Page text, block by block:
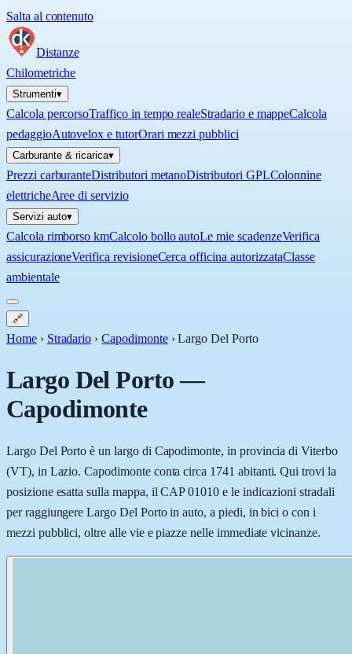
Salta al contenuto
Distanze
Chilometriche
Strumenti▾
Calcola percorsoTraffico in tempo realeStradario e mappeCalcola
pedaggioAutovelox e tutorOrari mezzi pubblici
Carburante & ricarica▾
Prezzi carburanteDistributori metanoDistributori GPLColonnine
elettricheAree di servizio
Servizi auto▾
Calcola rimborso kmCalcolo bollo autoLe mie scadenzeVerifica
assicurazioneVerifica revisioneCerca officina autorizzataClasse
ambientale
🔗
Home › Stradario › Capodimonte ›Largo Del Porto
Largo Del Porto—
Capodimonte
Largo Del Porto è un largo di Capodimonte, in provincia di Viterbo
(VT), in Lazio. Capodimonte conta circa 1741 abitanti. Qui trovi la
posizione esatta sulla mappa, il CAP 01010 e le indicazioni stradali
per raggiungere Largo Del Porto in auto, a piedi, in bici o con i
mezzi pubblici, oltre alle vie e piazze nelle immediate vicinanze.